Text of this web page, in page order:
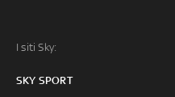
I siti Sky:
SKY SPORT